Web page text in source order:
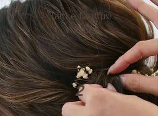
Täitke taotlus
vormi.
2